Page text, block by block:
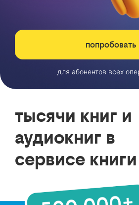
попробовать
для абонентов всех
тысячи книг и
аудиокниг в
сервисе